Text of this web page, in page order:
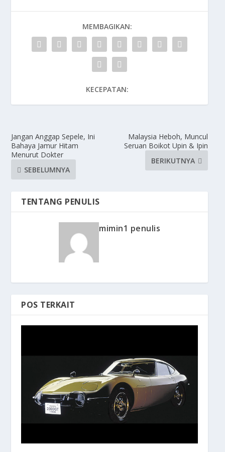
MEMBAGIKAN:
KECEPATAN:
Jangan Anggap Sepele, Ini
Bahaya Jamur Hitam
Menurut Dokter
SEBELUMNYA
Malaysia Heboh, Muncul
Seruan Boikot Upin & Ipin
BERIKUTNYA
TENTANG PENULIS
mimin1 penulis
POS TERKAIT